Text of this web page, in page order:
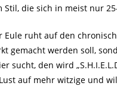
die sich in meist nur
ruht auf den
werden soll,
den wird
auf mehr witzige und